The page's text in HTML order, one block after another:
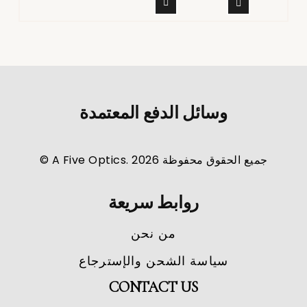
وسائل الدفع المعتمدة
جميع الحقوق محفوظة A Five Optics. 2026 ©
روابط سريعة
من نحن
سياسة الشحن والإسترجاع
CONTACT US